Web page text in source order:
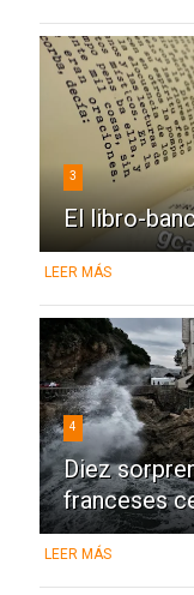
3
El libro-
LEER MÁS
4
Diez
franceses
LEER MÁS